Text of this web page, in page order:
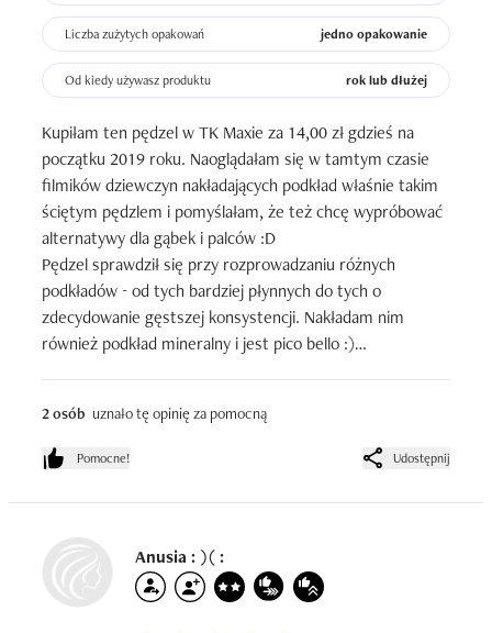
Liczba zużytych opakowań jedno opakowanie
Od kiedy używasz produktu rok lub dłużej
Kupiłam ten pędzel w TK Maxie za 14,00 zł gdzieś na
początku 2019 roku. Naoglądałam się w tamtym czasie
filmików dziewczyn nakładających podkład właśnie takim
ściętym pędzlem i pomyślałam, że też chcę wypróbować
alternatywy dla gąbek i palców :D
Pędzel sprawdził się przy rozprowadzaniu różnych
podkładów - od tych bardziej płynnych do tych o
zdecydowanie gęstszej konsystencji. Nakładam nim
również podkład mineralny i jest pico bello :)
tego jest bardzo dobrej jakości. Po tak długim czasie
użytkowania i co za tym idzie - częstym myciu - nie
zauważyłam w nim żadnych uszczerbków. Włosie jest
nadal przyjemnie miękkie i nie wypada. Rączka jest nadal
2 osób uznało tę opinię za pomocną
Pomocne! Udostępnij
Anusia : )( :